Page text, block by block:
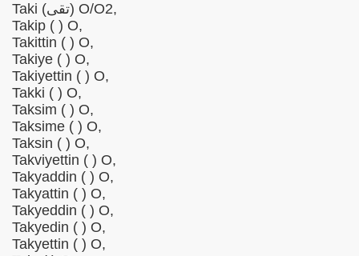
Taki (تقی) O/O2,
Takip ( ) O,
Takittin ( ) O,
Takiye ( ) O,
Takiyettin ( ) O,
Takki ( ) O,
Taksim ( ) O,
Taksime ( ) O,
Taksin ( ) O,
Takviyettin ( ) O,
Takyaddin ( ) O,
Takyattin ( ) O,
Takyeddin ( ) O,
Takyedin ( ) O,
Takyettin ( ) O,